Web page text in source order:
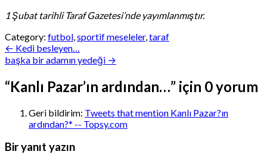
1 Şubat tarihli Taraf Gazetesi’nde yayımlanmıştır.
Category: futbol,sportif meseleler,taraf
Yazı
gezinmesi
← Kedi besleyen…
başka bir adamın yedeği →
“Kanlı Pazar’ın ardından…” için 0 yorum
Geri bildirim: Tweets that mention Kanlı Pazar?ın
ardından?* -- Topsy.com
Bir yanıt yazın